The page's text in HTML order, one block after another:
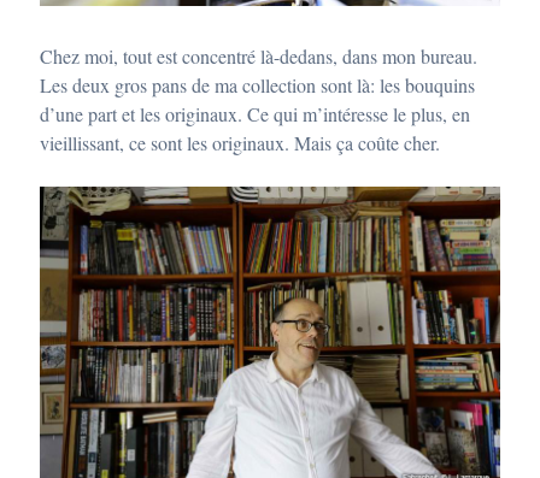
Chez moi, tout est concentré là-dedans, dans mon bureau.
Les deux gros pans de ma collection sont là: les bouquins
d’une part et les originaux. Ce qui m’intéresse le plus, en
vieillissant, ce sont les originaux. Mais ça coûte cher.